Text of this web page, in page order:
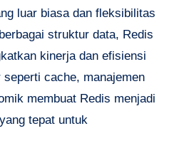
luar biasa dan fleksibilitas
struktur data, Redis
kinerja dan efisiensi
cache, manajemen
membuat Redis menjadi
tepat untuk